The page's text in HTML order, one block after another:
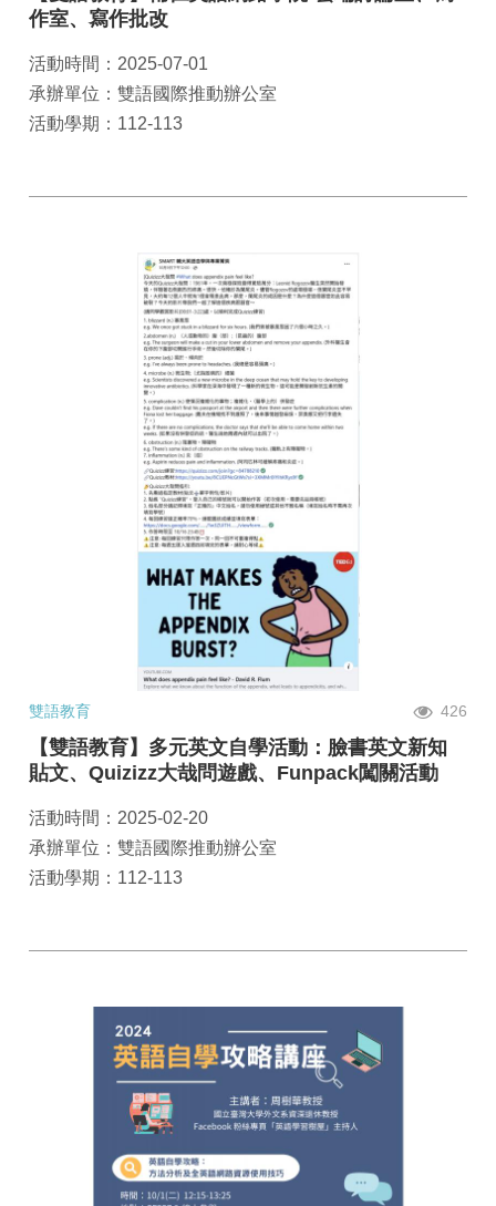
作室、寫作批改
活動時間：2025-07-01
承辦單位：雙語國際推動辦公室
活動學期：112-113
雙語教育 426
【雙語教育】多元英文自學活動：臉書英文新知
貼文、Quizizz大哉問遊戲、Funpack闖關活動
活動時間：2025-02-20
承辦單位：雙語國際推動辦公室
活動學期：112-113